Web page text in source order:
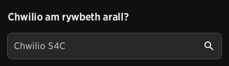
Chwilio am rywbeth arall?